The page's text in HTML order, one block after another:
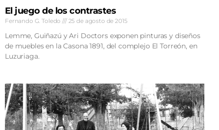
El juego de los contrastes
Fernando G. Toledo 25 de agosto de 2015
Lemme, Guiñazú y Ari Doctors exponen pinturas y diseños
de muebles en la Casona 1891, del complejo El Torreón, en
Luzuriaga.